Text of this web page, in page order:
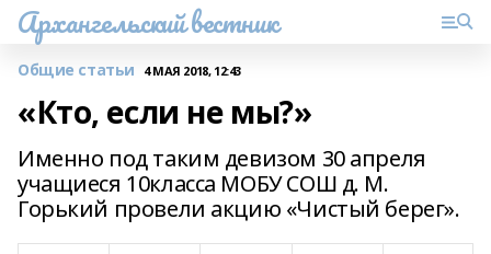
Архангельский вестник
Общие статьи 4 МАЯ 2018, 12:43
«Кто, если не мы?»
Именно под таким девизом 30 апреля
учащиеся 10класса МОБУ СОШ д. М.
Горький провели акцию «Чистый берег».